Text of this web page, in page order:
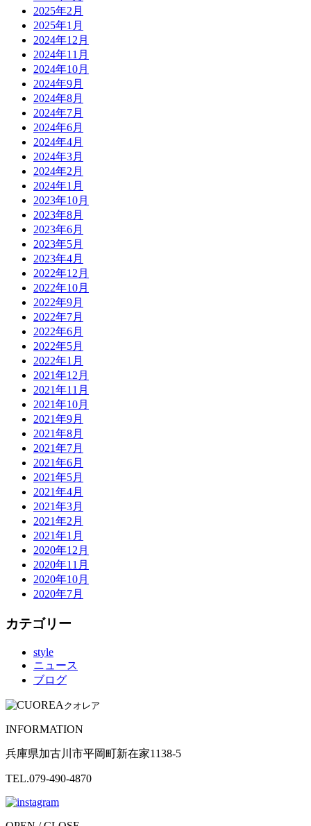
2025年2月
2025年1月
2024年12月
2024年11月
2024年10月
2024年9月
2024年8月
2024年7月
2024年6月
2024年4月
2024年3月
2024年2月
2024年1月
2023年10月
2023年8月
2023年6月
2023年5月
2023年4月
2022年12月
2022年10月
2022年9月
2022年7月
2022年6月
2022年5月
2022年1月
2021年12月
2021年11月
2021年10月
2021年9月
2021年8月
2021年7月
2021年6月
2021年5月
2021年4月
2021年3月
2021年2月
2021年1月
2020年12月
2020年11月
2020年10月
2020年7月
カテゴリー
style
ニュース
ブログ
クオレア
INFORMATION
兵庫県加古川市平岡町新在家1138-5
TEL.079-490-4870